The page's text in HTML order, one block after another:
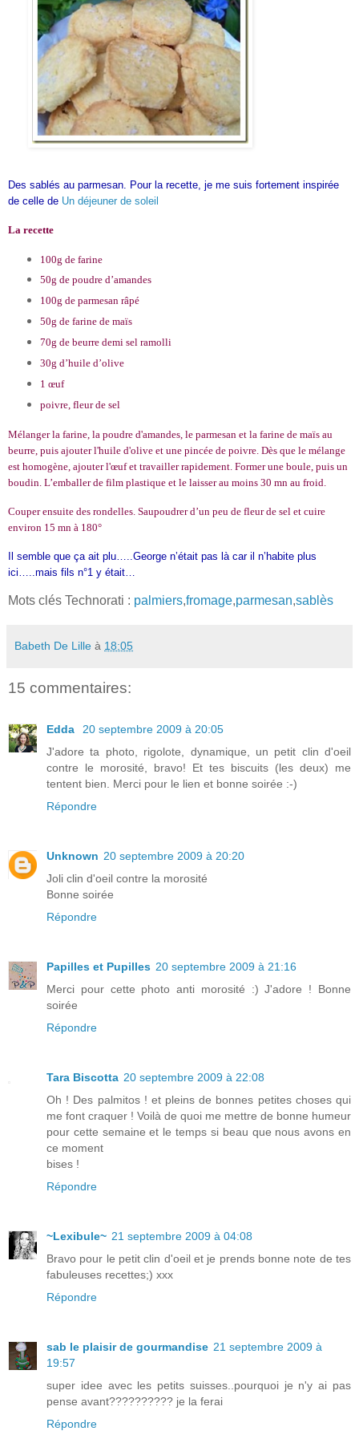
Des sablés au parmesan. Pour la recette, je me suis fortement inspirée
de celle de Un déjeuner de soleil
La recette
100g de farine
50g de poudre d’amandes
100g de parmesan râpé
50g de farine de maïs
70g de beurre demi sel ramolli
30g d’huile d’olive
1 œuf
poivre, fleur de sel
Mélanger la farine, la poudre d'amandes, le parmesan et la farine de maïs au
beurre, puis ajouter l'huile d'olive et une pincée de poivre. Dès que le mélange
est homogène, ajouter l'œuf et travailler rapidement. Former une boule, puis un
boudin. L’emballer de film plastique et le laisser au moins 30 mn au froid.
Couper ensuite des rondelles. Saupoudrer d’un peu de fleur de sel et cuire
environ 15 mn à 180°
Il semble que ça ait plu…..George n’était pas là car il n’habite plus
ici…..mais fils n°1 y était…
Mots clés Technorati : palmiers,fromage,parmesan,sablès
Babeth De Lille à 18:05
15 commentaires:
Edda
20 septembre 2009 à 20:05
J'adore ta photo, rigolote, dynamique, un petit clin d'oeil
contre le morosité, bravo! Et tes biscuits (les deux) me
tentent bien. Merci pour le lien et bonne soirée :-)
Répondre
Unknown 20 septembre 2009 à 20:20
Joli clin d'oeil contre la morosité
Bonne soirée
Répondre
Papilles et Pupilles 20 septembre 2009 à 21:16
Merci pour cette photo anti morosité :) J'adore ! Bonne
soirée
Répondre
Tara Biscotta 20 septembre 2009 à 22:08
Oh ! Des palmitos ! et pleins de bonnes petites choses qui
me font craquer ! Voilà de quoi me mettre de bonne humeur
pour cette semaine et le temps si beau que nous avons en
ce moment
bises !
Répondre
~Lexibule~ 21 septembre 2009 à 04:08
Bravo pour le petit clin d'oeil et je prends bonne note de tes
fabuleuses recettes;) xxx
Répondre
sab le plaisir de gourmandise 21 septembre 2009 à
19:57
super idee avec les petits suisses..pourquoi je n'y ai pas
pense avant?????????? je la ferai
Répondre